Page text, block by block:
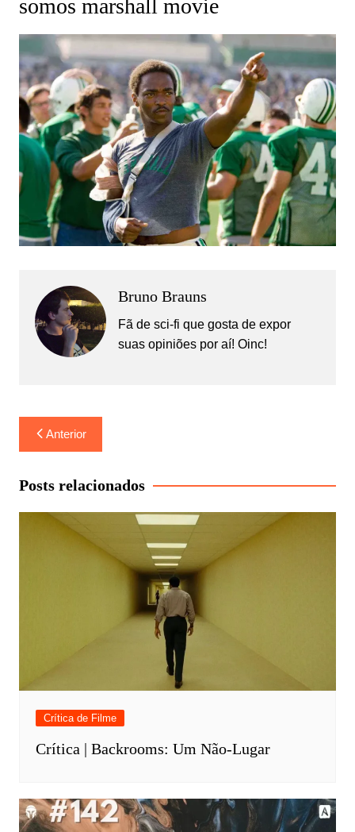
somos marshall movie
Bruno Brauns
Fã de sci-fi que gosta de expor
suas opiniões por aí! Oinc!
Navegação
de
Post
Anterior
Posts relacionados
Crítica de Filme
Crítica | Backrooms: Um Não-Lugar